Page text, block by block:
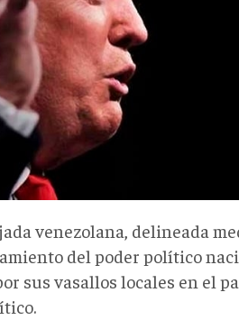
venezolana, delineada
del poder político
sus vasallos locales en el